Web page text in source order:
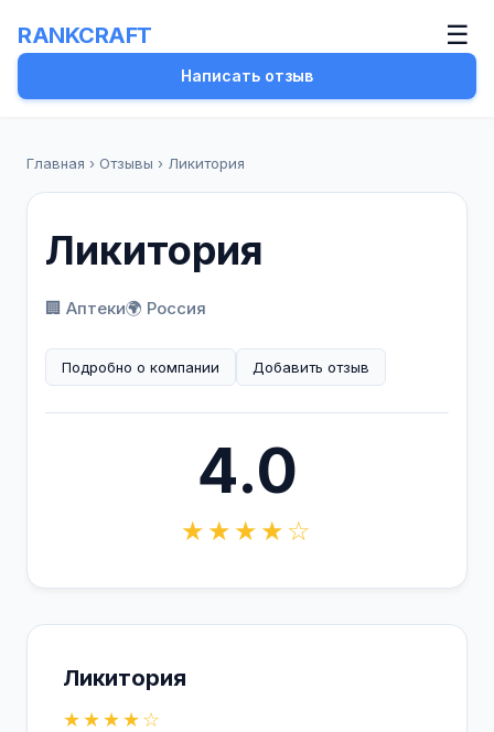
RANKCRAFT ☰
Написать отзыв
Главная › Отзывы › Ликитория
Ликитория
🏢 Аптеки🌍 Россия
Подробно о компании Добавить отзыв
4.0
★★★★☆
Ликитория
★★★★☆